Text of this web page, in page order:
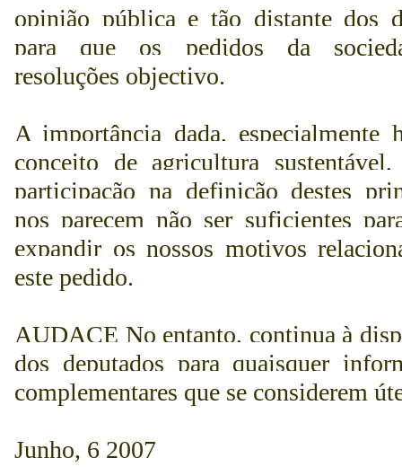
opinião pública e tão distante dos
para que os pedidos da
resoluções objectivo.
A importância dada, especialmente
conceito de agricultura
participação na definição destes
nos parecem não ser suficientes
expandir os nossos motivos
este pedido.
AUDACE No entanto, continua à
dos deputados para quaisquer
complementares que se considerem
Junho, 6 2007